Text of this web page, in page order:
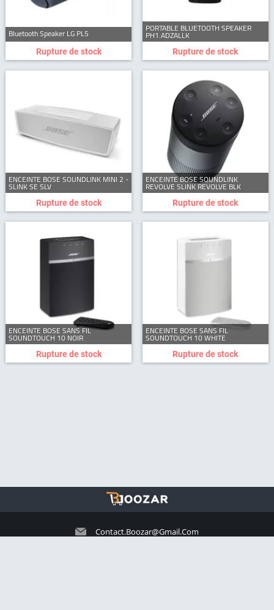
Bluetooth Speaker LG PL5
Rupture de stock
PORTABLE BLUETOOTH SPEAKER
PH1.ADZALLK
Rupture de stock
ENCEINTE BOSE SOUNDLINK MINI 2 -
SLINK SE SLV
Rupture de stock
ENCEINTE BOSE SOUNDLINK
REVOLVE SLINK REVOLVE BLK
Rupture de stock
ENCEINTE BOSE SANS FIL
SOUNDTOUCH 10 NOIR
Rupture de stock
ENCEINTE BOSE SANS FIL
SOUNDTOUCH 10 WHITE
Rupture de stock
Contact.boozar@gmail.com